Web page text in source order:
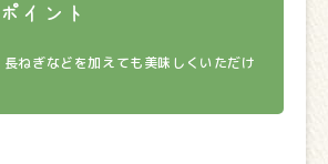
イント
ねぎなどを加えても美味しくいただけ